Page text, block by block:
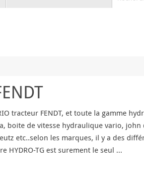
tracteur FENDT, et toute la gamme
boite de vitesse hydraulique vario, john
etc..selon les marques, il y a des
TG est surement le seul …